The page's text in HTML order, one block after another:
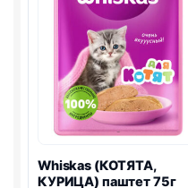
Whiskas (КОТЯТА,
КУРИЦА) паштет 75г